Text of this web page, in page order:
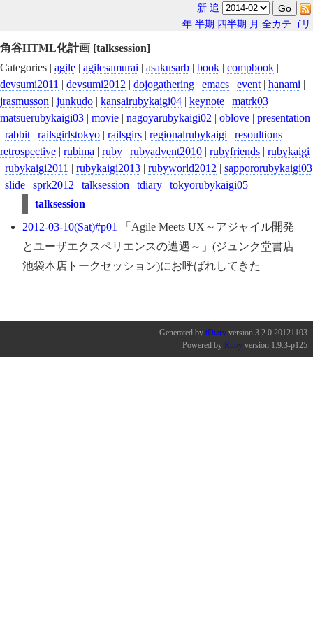
新 追
年 半期 四半期 月 全カテゴリ
角谷HTML化計画 [talksession]
Categories | agile | agilesamurai | asakusarb | book | compbook |
devsumi2011 | devsumi2012 | dojogathering | emacs | event | hanami |
jrasmusson | junkudo | kansairubykaigi04 | keynote | matrk03 |
matsuerubykaigi03 | movie | nagoyarubykaigi02 | oblove | presentation
| rabbit | railsgirlstokyo | railsgirs | regionalrubykaigi | resoultions |
retrospective | rubima | ruby | rubyadvent2010 | rubyfriends | rubykaigi
| rubykaigi2011 | rubykaigi2013 | rubyworld2012 | sappororubykaigi03
| slide | sprk2012 | talksession | tdiary | tokyorubykaigi05
talksession
2012-03-10(Sat)#p01
「Agile Meets UX～アジャイル開発
とユーザエクスペリエンスの遭遇～」(ジュンク堂書店
池袋本店トークセッション)にお呼ばれしてきた
Generated by tDiary version 3.2.0.20121103
Powered by Ruby version 1.9.3-p125